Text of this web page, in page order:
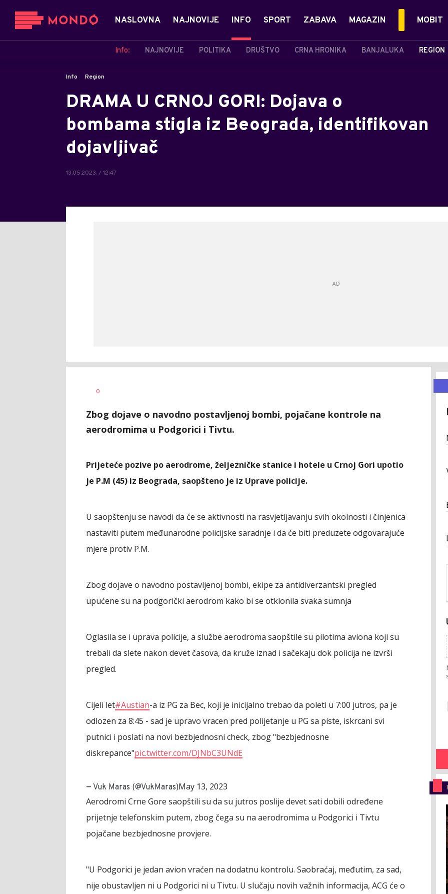
NASLOVNA NAJNOVIJE INFO
Info: NAJNOVIJE POLITIKA DRUŠTVO CRNA HRONIKA BANJALUKA REGION
SPORT ZABAVA MAGAZIN MOBIT
Info Region
DRAMA U CRNOJ GORI: Dojava o
bombama stigla iz Beograda, identifikovan
dojavljivač
13.05.2023. / 12:47
AUTOR
0
Zbog dojave o navodno postavljenoj bombi, pojačane kontrole na
aerodromima u Podgorici i Tivtu.
Prijeteće pozive po aerodrome, željezničke stanice i hotele u Crnoj Gori upotio
je P.M (45) iz Beograda, saopšteno je iz Uprave policije.
U saopštenju se navodi da će se aktivnosti na rasvjetljavanju svih okolnosti i činjenica
nastaviti putem međunarodne policijske saradnje i da će biti preduzete odgovarajuće
mjere protiv P.M.
Zbog dojave o navodno postavljenoj bombi, ekipe za antidiverzantski pregled
upućene su na podgorički aerodrom kako bi se otklonila svaka sumnja
Oglasila se i uprava policije, a službe aerodroma saopštile su pilotima aviona koji su
trebali da slete nakon devet časova, da kruže iznad i sačekaju dok policija ne izvrši
pregled.
Cijeli let#Austian-a iz PG za Bec, koji je inicijalno trebao da poleti u 7:00 jutros, pa je
odlozen za 8:45 - sad je upravo vracen pred polijetanje u PG sa piste, iskrcani svi
putnici i poslati na novi bezbjednosni check, zbog "bezbjednosne
diskrepance"pic.twitter.com/DJNbC3UNdE
— Vuk Maras (@VukMaras)May 13, 2023
Aerodromi Crne Gore saopštili su da su jutros poslije devet sati dobili određene
prijetnje telefonskim putem, zbog čega su na aerodromima u Podgorici i Tivtu
pojačane bezbjednosne provjere.
"U Podgorici je jedan avion vraćen na dodatnu kontrolu. Saobraćaj, međutim, za sad,
nije obustavljen ni u Podgorici ni u Tivtu. U slučaju novih važnih informacija, ACG će o